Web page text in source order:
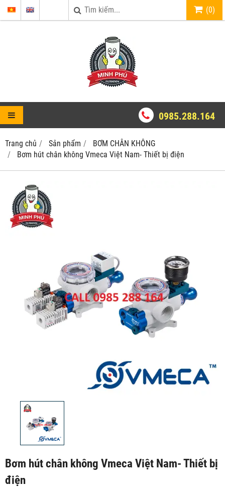
(0)
0985.288.164
Trang chủ Sản phẩm
BƠM CHÂN KHÔNG
Bơm hút chân không Vmeca Việt Nam- Thiết bị điện
Bơm hút chân không Vmeca Việt Nam- Thiết bị
điện